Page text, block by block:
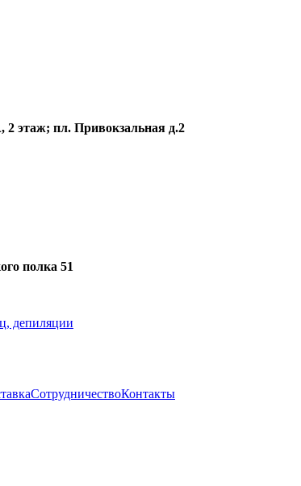
этаж; пл. Привокзальная д.2
полка 51
СотрудничествоКонтакты